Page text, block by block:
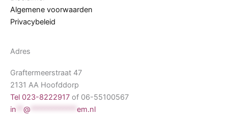
Algemene voorwaarden
Privacybeleid
Adres
Graftermeerstraat 47
2131 AA Hoofddorp
Tel 023-8222917 of 06-55100567
in
@ em.nl